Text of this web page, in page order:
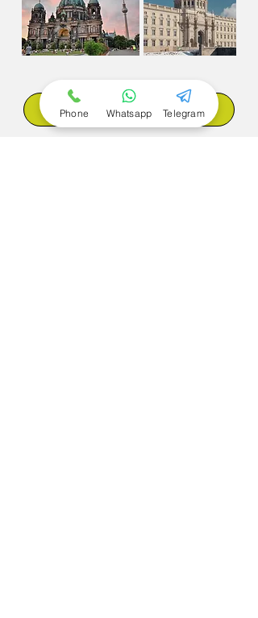
Jetzt buchen
Phone Whatsapp Telegram